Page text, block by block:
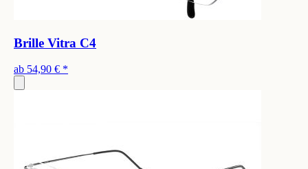
Brille Vitra C4
ab 54,90 € *